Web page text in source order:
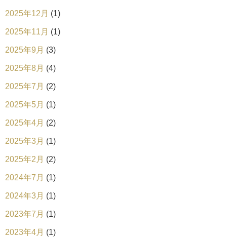
2025年12月 (1)
2025年11月 (1)
2025年9月 (3)
2025年8月 (4)
2025年7月 (2)
2025年5月 (1)
2025年4月 (2)
2025年3月 (1)
2025年2月 (2)
2024年7月 (1)
2024年3月 (1)
2023年7月 (1)
2023年4月 (1)